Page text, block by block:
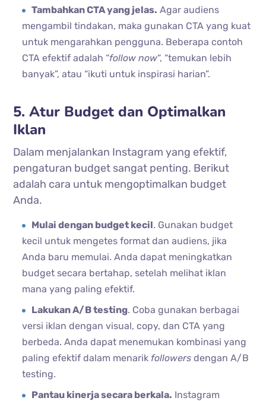
Tambahkan CTA yang jelas. Agar audiens
mengambil tindakan, maka gunakan CTA yang kuat
untuk mengarahkan pengguna. Beberapa contoh
CTA efektif adalah “follow now“, “temukan lebih
banyak”, atau “ikuti untuk inspirasi harian”.
5. Atur Budget dan Optimalkan
Iklan
Dalam menjalankan Instagram yang efektif,
pengaturan budget sangat penting. Berikut
adalah cara untuk mengoptimalkan budget
Anda.
Mulai dengan budget kecil. Gunakan budget
kecil untuk mengetes format dan audiens, jika
Anda baru memulai. Anda dapat meningkatkan
budget secara bertahap, setelah melihat iklan
mana yang paling efektif.
Lakukan A/B testing. Coba gunakan berbagai
versi iklan dengan visual, copy, dan CTA yang
berbeda. Anda dapat menemukan kombinasi yang
paling efektif dalam menarik followers dengan A/B
testing.
Pantau kinerja secara berkala. Instagram